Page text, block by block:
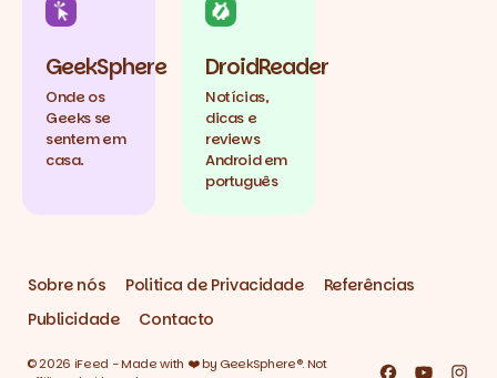
GeekSphere
Onde os
Geeks se
sentem em
casa.
DroidReader
Notícias,
dicas e
reviews
Android em
português
Sobre nós Politica de Privacidade
Referências
Publicidade
Contacto
© 2026 iFeed - Made with ❤️ by GeekSphere®. Not
Facebook
YouTube